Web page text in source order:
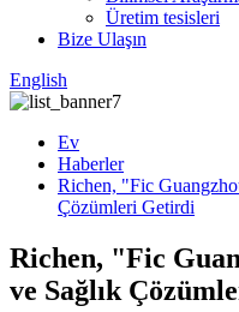
Üretim tesisleri
Bize Ulaşın
English
Ev
Haberler
Richen, "Fic
Çözümleri Getirdi
Richen, "Fic
ve Sağlık